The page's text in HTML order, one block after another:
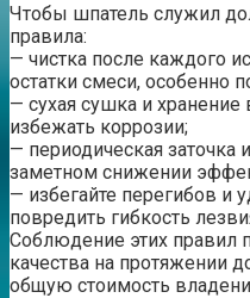
Чтобы шпатель служил
правила:
— чистка после каждого
остатки смеси, особенно
— сухая сушка и хранение
избежать коррозии;
— периодическая заточка
заметном снижении
— избегайте перегибов и
повредить гибкость
Соблюдение этих правил
качества на протяжении
общую стоимость